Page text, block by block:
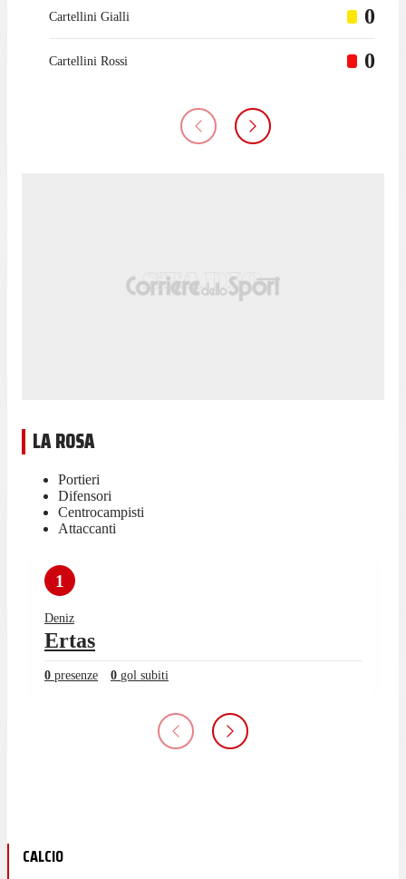
Cartellini Gialli 0
Cartellini Rossi 0
LA ROSA
Portieri
Difensori
Centrocampisti
Attaccanti
1
Deniz
Ertas
0 presenze 0 gol subiti
CALCIO